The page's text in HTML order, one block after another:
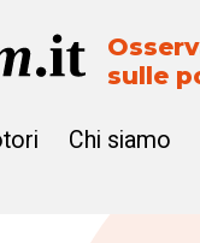
sulle
Chi siamo